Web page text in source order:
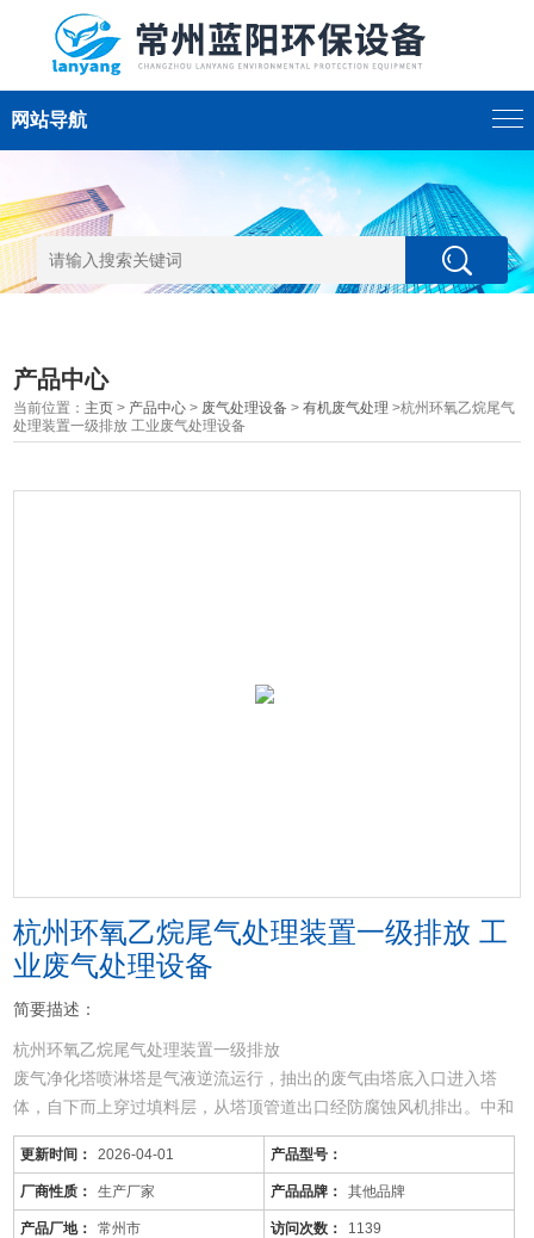
网站导航
产品中心
当前位置： 主页 > 产品中心 > 废气处理设备 >有机废气处理 >杭州环氧乙烷尾气
处理装置一级排放 工业废气处理设备
杭州环氧乙烷尾气处理装置一级排放 工
业废气处理设备
简要描述：
杭州环氧乙烷尾气处理装置一级排放
废气净化塔喷淋塔是气液逆流运行，抽出的废气由塔底入口进入塔
体，自下而上穿过填料层，从塔顶管道出口经防腐蚀风机排出。中和
药水在塔顶通过液体分布器，均匀地喷淋到填料层中，沿着填料层表
面向下流动直到塔底，由管道排出塔外，由防腐循环泵循环工作。由
于上升废气和下降吸收剂在填料层中不断接触，所以上升气流中溶质
的浓度越来越低，到塔顶时已达到吸收要求后排出塔外。相反下降液
更新时间： 2026-04-01 产品型号：
厂商性质： 生产厂家 产品品牌： 其他品牌
产品厂地： 常州市 访问次数： 1139